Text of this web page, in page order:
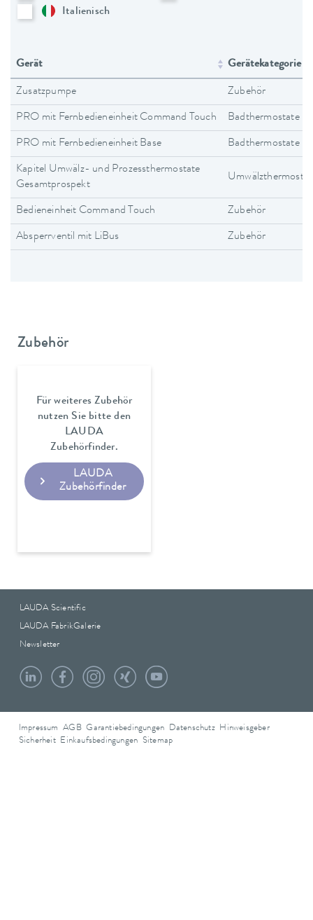
Italienisch
Gerät Gerätekategorie
Zusatzpumpe Zubehör
PRO mit Fernbedieneinheit Command Touch Badthermostate
PRO mit Fernbedieneinheit Base Badthermostate
Kapitel Umwälz- und Prozessthermostate
Gesamtprospekt
Bedieneinheit Command Touch Zubehör
Absperrventil mit LiBus Zubehör
Zubehör
Für weiteres Zubehör
nutzen Sie bitte den
LAUDA
Zubehörfinder.
LAUDA
Zubehörfinder
LAUDA Scientific
LAUDA FabrikGalerie
Newsletter
Impressum AGB Garantiebedingungen Datenschutz
Hinweisgeber
Sicherheit
Einkaufsbedingungen Sitemap